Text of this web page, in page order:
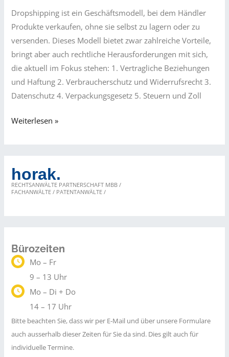
Dropshipping ist ein Geschäftsmodell, bei dem Händler
Produkte verkaufen, ohne sie selbst zu lagern oder zu
versenden. Dieses Modell bietet zwar zahlreiche Vorteile,
bringt aber auch rechtliche Herausforderungen mit sich,
die aktuell im Fokus stehen: 1. Vertragliche Beziehungen
und Haftung 2. Verbraucherschutz und Widerrufsrecht 3.
Datenschutz 4. Verpackungsgesetz 5. Steuern und Zoll
Aktuelle
Weiterlesen »
horak.
RECHTSANWÄLTE PARTNERSCHAFT MBB /
FACHANWÄLTE / PATENTANWÄLTE /
Bürozeiten
Mo – Fr
9 – 13 Uhr
Mo – Di + Do
14 – 17 Uhr
Bitte beachten Sie, dass wir per E-Mail und über unsere Formulare
auch ausserhalb dieser Zeiten für Sie da sind. Dies gilt auch für
individuelle Termine.